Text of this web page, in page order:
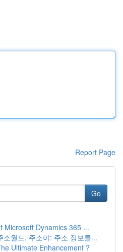
Report Page
Go
Microsoft Dynamics 365 ...
소월드, 주소야: 주소 정보를...
Ultimate Enhancement ?